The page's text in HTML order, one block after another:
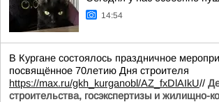
14:54
В Кургане состоялось праздничное
посвящённое 70летию Дня строителя
https://max.ru/gkh_kurganobl/AZ_fxDlAIkU//
строительства, госэкспертизы и жилищно-